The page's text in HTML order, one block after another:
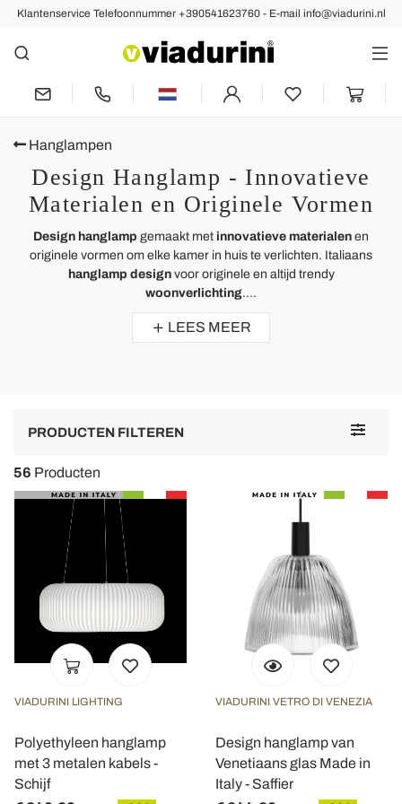
Klantenservice Telefoonnummer +390541623760 - E-mail info@viadurini.nl
Hanglampen
Design Hanglamp - Innovatieve
Materialen en Originele Vormen
Design hanglamp gemaakt met innovatieve materialen en
originele vormen om elke kamer in huis te verlichten. Italiaans
hanglamp design voor originele en altijd trendy
woonverlichting....
LEES MEER
Toggle
PRODUCTEN FILTEREN
56 Producten
VIADURINI LIGHTING
Polyethyleen hanglamp
met 3 metalen kabels -
Schijf
VIADURINI VETRO DI VENEZIA
Design hanglamp van
Venetiaans glas Made in
Italy - Saffier